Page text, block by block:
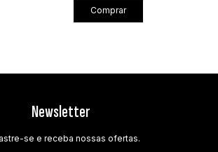
Comprar
Newsletter
se e receba nossas ofertas.